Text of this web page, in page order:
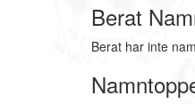
Berat
Berat har inte